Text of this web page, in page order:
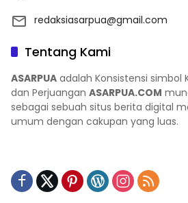
redaksiasarpua@gmail.com
Tentang Kami
ASARPUA adalah Konsistensi simbol
dan Perjuangan ASARPUA.COM
sebagai sebuah situs berita digital
umum dengan cakupan yang luas.